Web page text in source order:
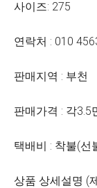
사이즈: 275
연락처 : 010
판매지역 : 부천
판매가격 : 각3.5
택배비 : 착불(선
상품 상세설명 (